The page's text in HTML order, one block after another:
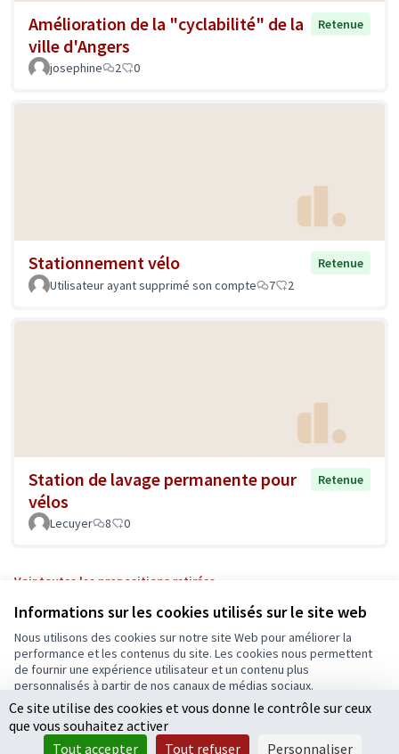
Informations sur les cookies utilisés sur le site web
Nous utilisons des cookies sur notre site Web pour améliorer la
performance et les contenus du site. Les cookies nous permettent
de fournir une expérience utilisateur et un contenu plus
personnalisés à partir de nos canaux de médias sociaux.
Tout accepter
Accepter seulement les cookies essentiels
Amélioration de la "cyclabilité" de la
ville d'Angers
Retenue
josephine 2 0
Stationnement vélo
Retenue
Utilisateur ayant supprimé son compte
7 2
Station de lavage permanente pour
vélos
Retenue
Lecuyer 8 0
Voir toutes les propositions retirées
Conditions d'utilisation
Paramètres des cookies
Ecrivons Angers sur X
(Lien externe)
Ecrivons Angers sur Facebook
(Lien externe)
Ce site utilise des cookies et vous donne le contrôle sur ceux
que vous souhaitez activer
Tout accepter
Tout refuser Personnaliser